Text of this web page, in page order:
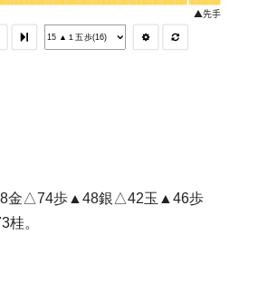
△74歩▲48銀△42玉▲46歩
。